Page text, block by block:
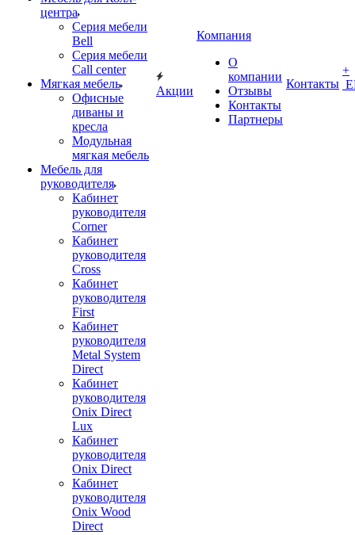
центра
Серия мебели
Bell
Серия мебели
Call center
Мягкая мебель
Офисные
диваны и
кресла
Модульная
мягкая мебель
Мебель для
руководителя
Кабинет
руководителя
Corner
Кабинет
руководителя
Cross
Кабинет
руководителя
First
Кабинет
руководителя
Metal System
Direct
Кабинет
руководителя
Onix Direct
Lux
Кабинет
руководителя
Onix Direct
Кабинет
руководителя
Onix Wood
Direct
Акции
Компания
О
компании
Отзывы
Контакты
Партнеры
Контакты
+